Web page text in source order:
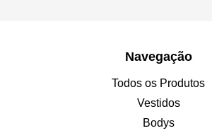
Navegação
Todos os Produtos
Vestidos
Bodys